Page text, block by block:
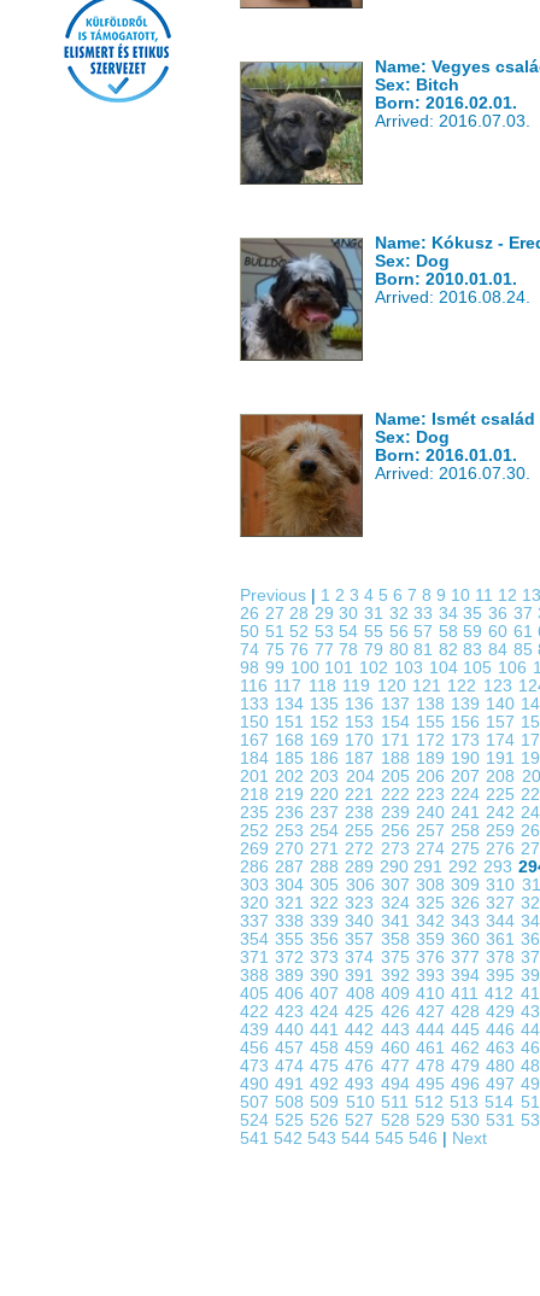
Name: Vegyes
Sex: Bitch
Born: 2016.02.01.
Arrived: 2016.07.03.
Name: Kókusz -
Sex: Dog
Born: 2010.01.01.
Arrived: 2016.08.24.
Name: Ismét
Sex: Dog
Born: 2016.01.01.
Arrived: 2016.07.30.
Previous 1 2 3 4 5 6 7 8 9 10 11 12
26 2728 293031 3233 343536 37
50 51 52 53 54 55 56 57 58 5960 61
74 7576 777879 8081 828384 85
98 99 100 101 102 103 104 105 106
116 117 118 119 120 121 122 123
133 134 135 136 137 138 139 140
150 151 152 153 154 155 156 157
167 168 169 170 171 172 173 174
184 185 186 187 188 189 190 191
201202203 204 205 206207208
218219220221 222 223 224 225
235236237238 239 240 241 242
252253254255 256 257 258 259
269270271272 273 274 275 276
286 287 288 289 290291292293
303304305 306 307 308309310
320321322323 324 325 326 327
337338339340 341 342 343 344
354355356357 358 359 360 361
371372373374 375 376 377 378
388389390391 392 393 394 395
405406407 408 409 410411412
422423424425 426 427 428 429
439440441442 443 444 445 446
456457458459 460 461 462 463
473474475476 477 478 479 480
490491492493 494 495 496 497
507 508 509 510 511 512 513 514
524 525 526 527 528 529 530 531
541 542 543 544 545 546 Next